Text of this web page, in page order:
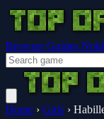
Browser Guides
Home › Girls ›